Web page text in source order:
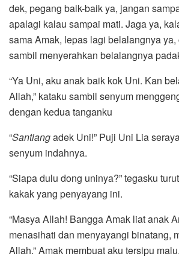
dek, pegang baik-baik ya, jangan
apalagi kalau sampai mati. Jaga ya,
sama Amak, lepas lagi belalangnya ya,
sambil menyerahkan belalangnya
“Ya Uni, aku anak baik kok Uni. Kan
Allah,” kataku sambil senyum
dengan kedua tanganku
“Santiangadek Uni!” Puji Uni Lia
senyum indahnya.
“Siapa dulu dong uninya?” tegasku
kakak yang penyayang ini.
“Masya Allah! Bangga Amak liat anak
menasihati dan menyayangi binatang,
Allah.” Amak membuat aku tersipu malu.